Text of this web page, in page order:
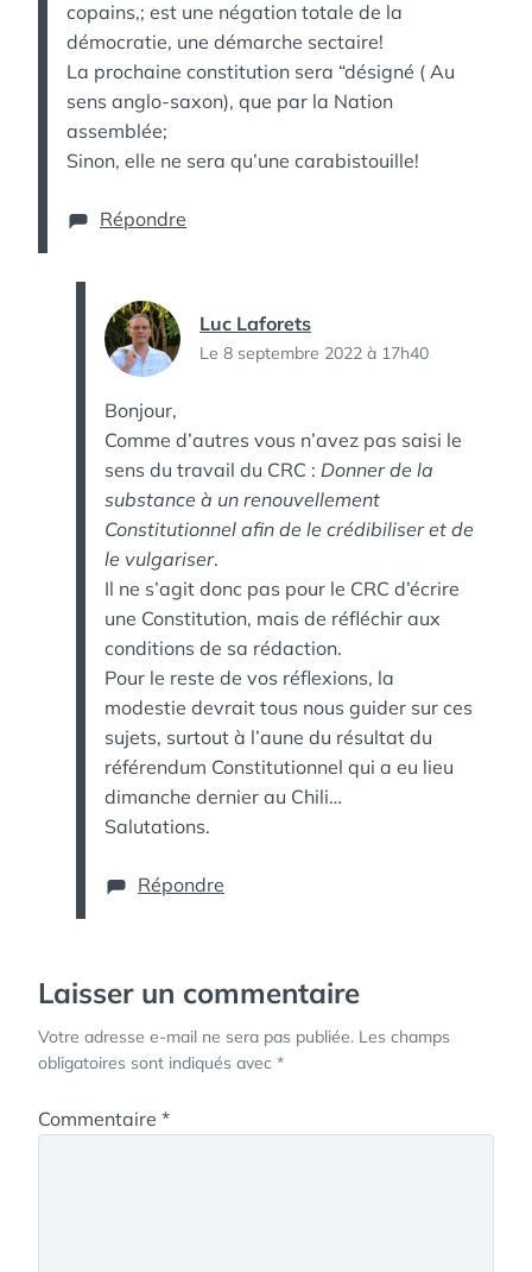
copains,; est une négation totale de la
démocratie, une démarche sectaire!
La prochaine constitution sera “désigné ( Au
sens anglo-saxon), que par la Nation
assemblée;
Sinon, elle ne sera qu’une carabistouille!
Répondre
Luc Laforets
Le 8 septembre 2022 à 17h40
Bonjour,
Comme d’autres vous n’avez pas saisi le
sens du travail du CRC : Donner de la
substance à un renouvellement
Constitutionnel afin de le crédibiliser et de
le vulgariser.
Il ne s’agit donc pas pour le CRC d’écrire
une Constitution, mais de réfléchir aux
conditions de sa rédaction.
Pour le reste de vos réflexions, la
modestie devrait tous nous guider sur ces
sujets, surtout à l’aune du résultat du
référendum Constitutionnel qui a eu lieu
dimanche dernier au Chili…
Salutations.
Répondre
Laisser un commentaire
Votre adresse e-mail ne sera pas publiée. Les champs
obligatoires sont indiqués avec *
Commentaire *